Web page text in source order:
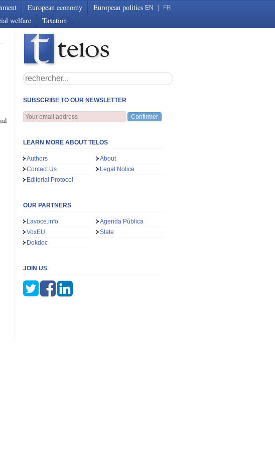
European economy
European politics
welfare Taxation
EN FR
SUBSCRIBE TO OUR NEWSLETTER
Confirmer
LEARN MORE ABOUT TELOS
Authors
About
Contact Us
Legal Notice
Editorial Protocol
OUR PARTNERS
Lavoce.info
Agenda Pública
VoxEU
Slate
Dokdoc
JOIN US